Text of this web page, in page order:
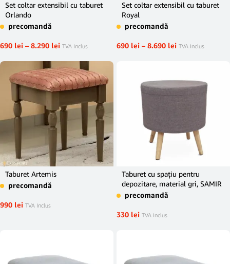
Set coltar extensibil cu taburet
Orlando
precomandă
690 lei – 8.290 lei TVA Inclus
Set coltar extensibil cu taburet
Royal
precomandă
690 lei – 8.690 lei TVA Inclus
Taburet Artemis
precomandă
990 lei TVA Inclus
Taburet cu spaţiu pentru
depozitare, material gri, SAMIR
precomandă
330 lei TVA Inclus